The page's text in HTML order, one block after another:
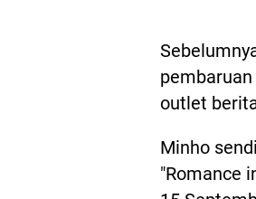
outlet
Minho
"Romance